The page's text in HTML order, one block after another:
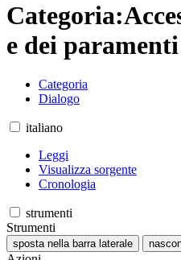
Categoria:
e dei
Categoria
Dialogo
italiano
Leggi
Visualizza sorgente
Cronologia
strumenti
Strumenti
sposta nella barra laterale